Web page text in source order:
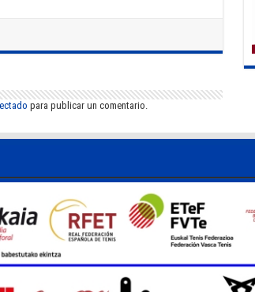
para publicar un comentario.